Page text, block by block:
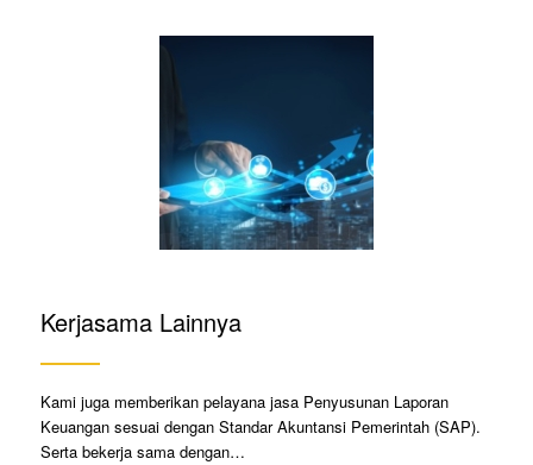
Kerjasama Lainnya
Kami juga memberikan pelayana jasa Penyusunan Laporan
Keuangan sesuai dengan Standar Akuntansi Pemerintah (SAP).
Serta bekerja sama dengan…